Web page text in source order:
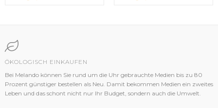
ÖKOLOGISCH EINKAUFEN
Bei Melando können Sie rund um die Uhr gebrauchte Medien bis zu 80
Prozent günstiger bestellen als Neu. Damit bekommen Medien ein zweites
Leben und das schont nicht nur Ihr Budget, sondern auch die Umwelt.